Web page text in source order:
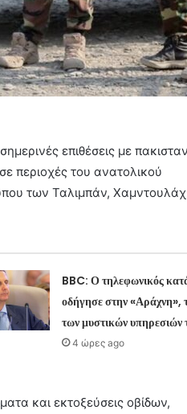
επιθέσεις με
περιοχές του ανατολικού
των Ταλιμπάν, Χαμντουλάχ
BBC: Ο τηλεφωνικός
οδήγησε στην «Αράχνη»,
των μυστικών υπηρεσιών
4 ώρες ago
και εκτοξεύσεις οβίδων,